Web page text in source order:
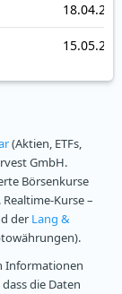
(Aktien, ETFs,
GmbH.
Börsenkurse
Realtime-Kurse –
der Lang &
Informationen
die Daten